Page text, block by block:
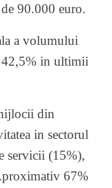
90.000 euro.
a volumului
in ultimii
din
in sectorul
servicii (15%),
67%